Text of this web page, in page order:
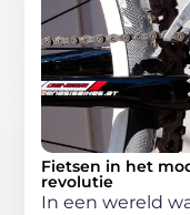
Fietsen in het
revolutie
In een wereld